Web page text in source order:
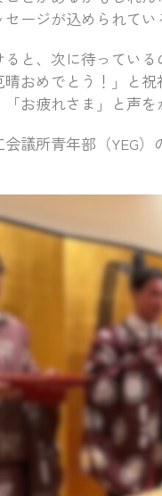
ージが込められてい
と、次に待ってい
おめでとう！」と
お疲れさま」と声を
議所青年部（YEG